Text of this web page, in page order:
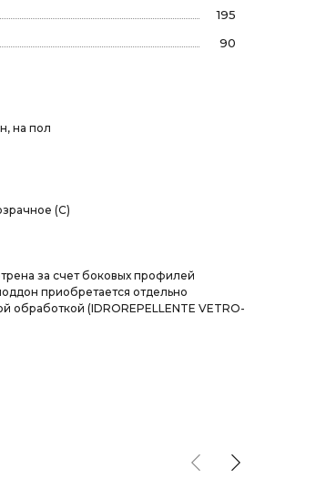
195
90
на пол
(C)
за счет боковых профилей
приобретается отдельно
обработкой (IDROREPELLENTE VETRO-